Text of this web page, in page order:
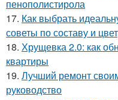
пенополистирола
17. Как выбрать
советы по составу и
18. Хрущевка 2.0: как
квартиры
19. Лучший ремонт
руководство